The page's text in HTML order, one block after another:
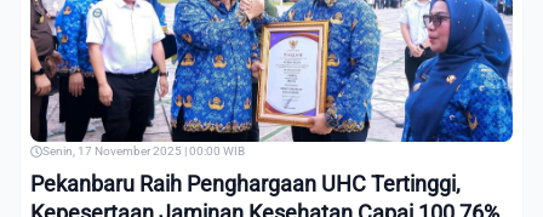
Senin, 17 November 2025 | 00:00 WIB
Pekanbaru Raih Penghargaan UHC Tertinggi,